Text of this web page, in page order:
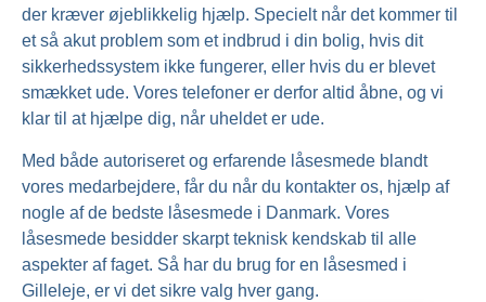
der kræver øjeblikkelig hjælp. Specielt når det kommer til
et så akut problem som et indbrud i din bolig, hvis dit
sikkerhedssystem ikke fungerer, eller hvis du er blevet
smækket ude. Vores telefoner er derfor altid åbne, og vi
klar til at hjælpe dig, når uheldet er ude.
Med både autoriseret og erfarende låsesmede blandt
vores medarbejdere, får du når du kontakter os, hjælp af
nogle af de bedste låsesmede i Danmark. Vores
låsesmede besidder skarpt teknisk kendskab til alle
aspekter af faget. Så har du brug for en låsesmed i
Gilleleje, er vi det sikre valg hver gang.